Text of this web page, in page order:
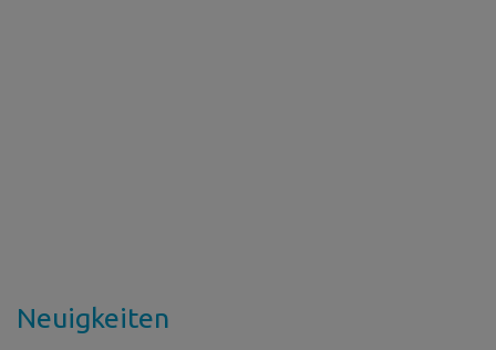
Neuigkeiten